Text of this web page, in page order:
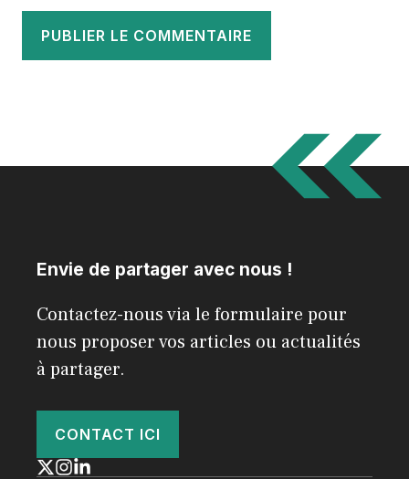
Envie de partager avec nous !
Contactez-nous via le formulaire pour
nous proposer vos articles ou actualités
à partager.
CONTACT ICI